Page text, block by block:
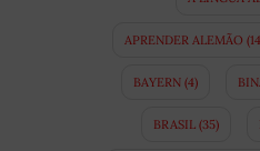
APRENDER ALEMÃO
BAYERN(4)
BRASIL(35)